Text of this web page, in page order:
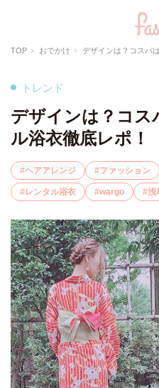
TOP おでかけ デザインは？コスパ
トレンド
デザインは？コス
ル浴衣徹底レポ！
ヘアアレンジ ファッション
レンタル浴衣 wargo 浅